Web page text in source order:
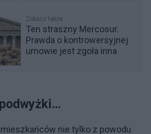
Zobacz także
Ten straszny Mercosur.
Prawda o kontrowersyjnej
umowie jest zgoła inna
nie tylko z powodu